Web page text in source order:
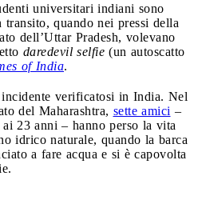
universitari indiani sono
quando nei pressi della
dell’Uttar Pradesh, volevano
daredevil selfie (un autoscatto
of India.
incidente verificatosi in India. Nel
del Maharashtra, sette amici –
23 anni – hanno perso la vita
idrico naturale, quando la barca
a fare acqua e si è capovolta